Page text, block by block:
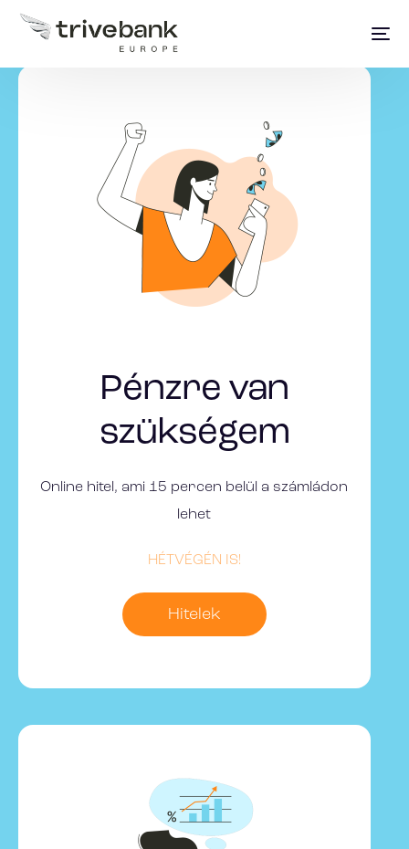
Pénzre van
szükségem
Online hitel, ami 15 percen belül a számládon
lehet
HÉTVÉGÉN IS!
Hitelek